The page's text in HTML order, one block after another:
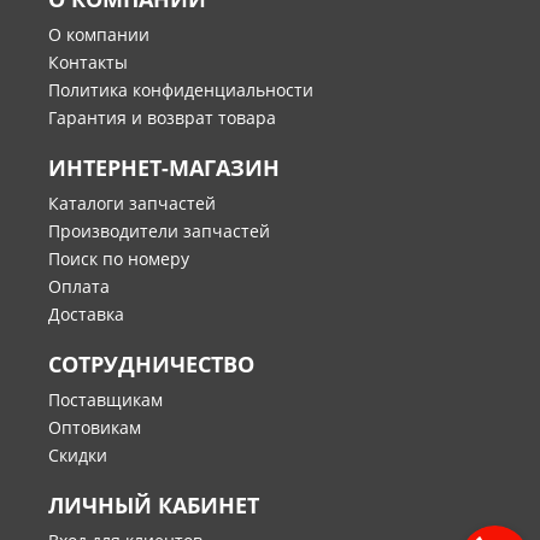
О компании
Контакты
Политика конфиденциальности
Гарантия и возврат товара
ИНТЕРНЕТ-МАГАЗИН
Каталоги запчастей
Производители запчастей
Поиск по номеру
Оплата
Доставка
СОТРУДНИЧЕСТВО
Поставщикам
Оптовикам
Скидки
ЛИЧНЫЙ КАБИНЕТ